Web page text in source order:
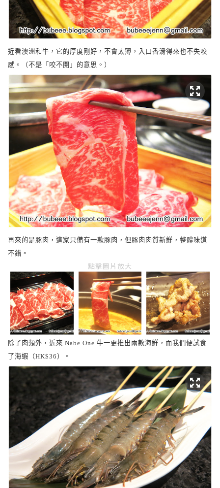
近看澳洲和牛，它的厚度剛好，不會太薄，入口香滑得來也不失咬
感。（不是「咬不開」的意思。）
再來的是豚肉，這家只備有一款豚肉，但豚肉肉質新鮮，整體味道
不錯。
點擊圖片放大
除了肉類外，近來 Nabe One 牛一更推出兩款海鮮，而我們便試食
了海蝦（HK$36）。